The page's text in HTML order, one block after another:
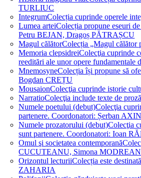
TURLIUC
IntegrumColecția cuprinde operele
Lumea arteiColecția propune eseuri
Petru BEJAN, Dragoș PĂTRAȘCU
Magul călătorColecția „Magul călător
Memoria clepsidreiColecţia cuprinde
reeditări ale unor opere
MnemosyneColecția își propune să
Bogdan CREȚU
MousaionColecţia cuprinde istorie
NarratioColecţia include texte de
Numele poetului (debut)Colecţia
partenere. Coordonatori: Șerban
Numele prozatorului (debut)Colecţia
sunt partenere. Coordonatori: Ioan
Omul şi societatea contemporană
CUCUTEANU, Simona
Orizontul lecturiiColecția este
ZAHARIA